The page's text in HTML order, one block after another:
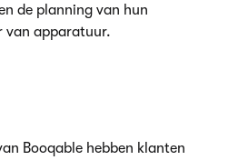
de planning van hun
van apparatuur.
Booqable hebben klanten